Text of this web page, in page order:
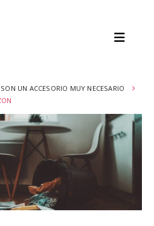
UN ACCESORIO MUY NECESARIO